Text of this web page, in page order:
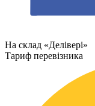
На склад «Делівері»
Тариф перевізника